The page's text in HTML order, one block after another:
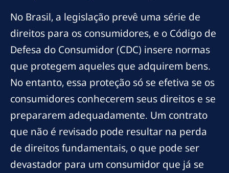
No Brasil, a legislação prevê uma série de
direitos para os consumidores, e o Código de
Defesa do Consumidor (CDC) insere normas
que protegem aqueles que adquirem bens.
No entanto, essa proteção só se efetiva se os
consumidores conhecerem seus direitos e se
prepararem adequadamente. Um contrato
que não é revisado pode resultar na perda
de direitos fundamentais, o que pode ser
devastador para um consumidor que já se